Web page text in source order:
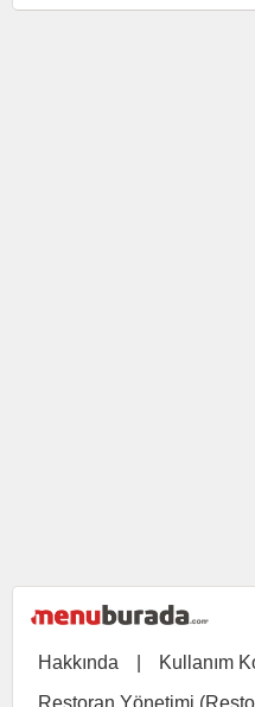
Hakkında Kullanım
Restoran Yönetimi